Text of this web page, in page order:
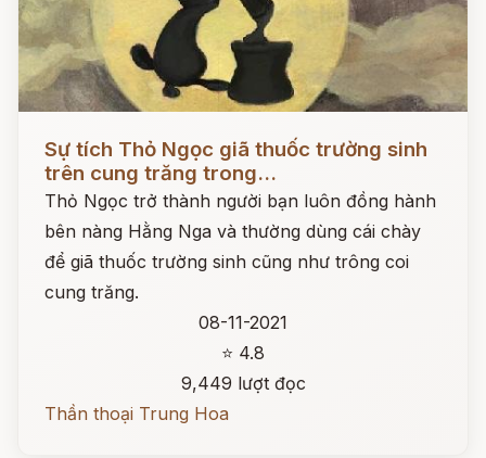
Sự tích Thỏ Ngọc giã thuốc trường sinh
trên cung trăng trong...
Thỏ Ngọc trở thành người bạn luôn đồng hành
bên nàng Hằng Nga và thường dùng cái chày
để giã thuốc trường sinh cũng như trông coi
cung trăng.
08-11-2021
⭐ 4.8
9,449 lượt đọc
Thần thoại Trung Hoa